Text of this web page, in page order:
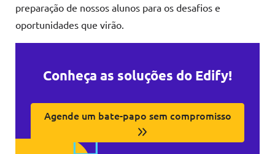
preparação de nossos alunos para os desafios e
oportunidades que virão.
Conheça as soluções do Edify!
Agende um bate-papo sem compromisso